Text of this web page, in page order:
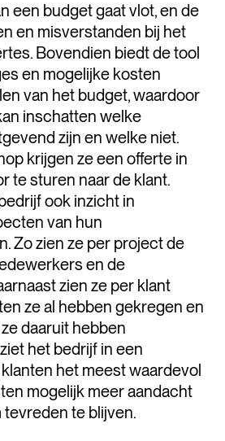
een budget gaat vlot, en de
en misverstanden bij het
Bovendien biedt de tool
en mogelijke kosten
van het budget, waardoor
inschatten welke
zijn en welke niet.
krijgen ze een offerte in
te sturen naar de klant.
ook inzicht in
van hun
Zo zien ze per project de
en de
zien ze per klant
ze al hebben gekregen en
daaruit hebben
het bedrijf in een
het meest waardevol
mogelijk meer aandacht
te blijven.